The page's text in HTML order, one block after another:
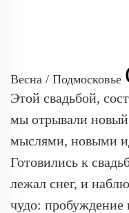
Весна / Подмосковье
Этой свадьбой,
мы отрывали
мыслями, новыми
Готовились к
лежал снег, и
чудо: пробуждение